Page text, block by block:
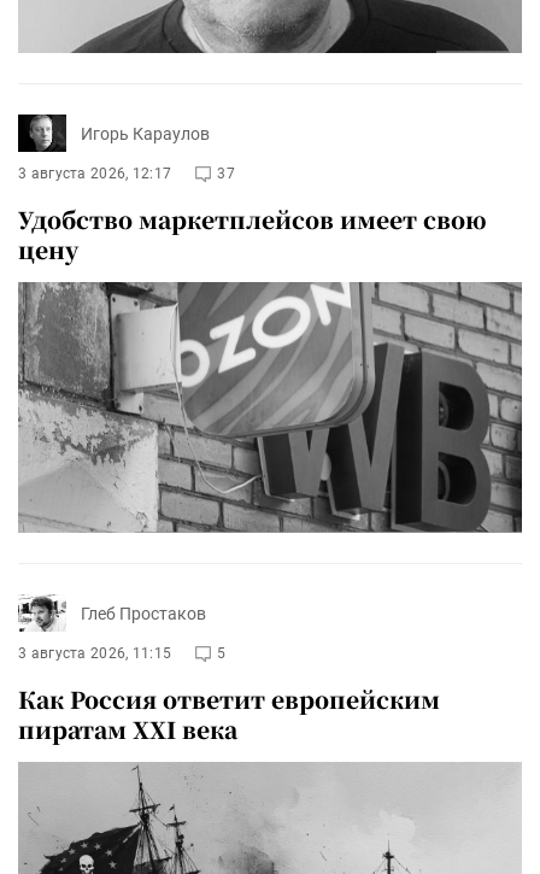
Игорь Караулов
3 августа 2026, 12:17 37
Удобство маркетплейсов имеет свою
цену
Глеб Простаков
3 августа 2026, 11:15 5
Как Россия ответит европейским
пиратам XXI века